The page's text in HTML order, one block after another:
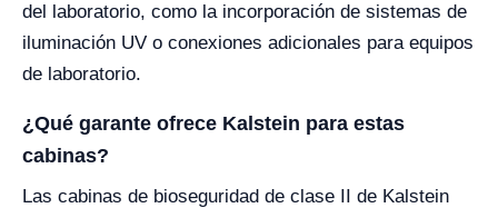
del laboratorio, como la incorporación de sistemas de
iluminación UV o conexiones adicionales para equipos
de laboratorio.
¿Qué garante ofrece Kalstein para estas
cabinas?
Las cabinas de bioseguridad de clase II de Kalstein